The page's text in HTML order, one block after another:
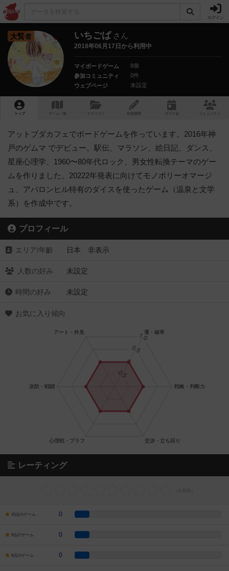
ログイン
大賢者 いちごば さん
2018年06月17日から利用中
マイボードゲーム
8個
参加コミュニティ
0件
ウェブページ
未設定
トップ ゲーム一覧 マイリスト 投稿履歴 ボ ドゲ コミュニティ
アットブダカフェでボードゲームを作っています。2016年神
戸のゲムマ でデビュー。駅伝、マラソン、絵日記、ダンス、
星座心理学、1960〜80年代ロック、男女性転換テーマのゲー
ムを作りました。20222年発表に向けてモノポリーオマージ
ュ、アバロンヒル特有のダイスを使ったゲーム（温泉と文学
系）を作成中です。
プロフィール
エリア/年齡 日本 非表示
人数の好み 未設定
時間の好み 未設定
お気に入り傾向
レーティング
10点のゲーム 0
9点のゲーム 0
8点のゲーム 0